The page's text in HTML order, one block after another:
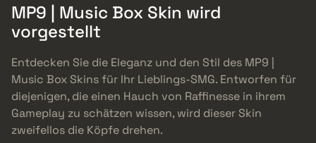
MP9 | Music Box Skin wird
vorgestellt
Entdecken Sie die Eleganz und den Stil des MP9 |
Music Box Skins für Ihr Lieblings-SMG. Entworfen für
diejenigen, die einen Hauch von Raffinesse in ihrem
Gameplay zu schätzen wissen, wird dieser Skin
zweifellos die Köpfe drehen.